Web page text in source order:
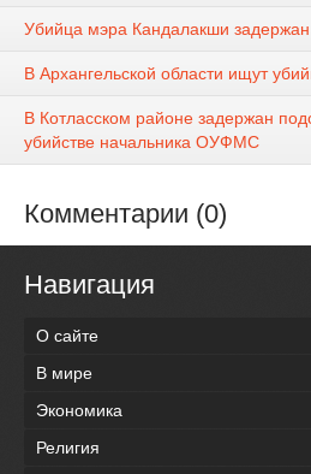
Убийца мэра Кандалакши задержан
В Архангельской области ищут
В Котласском районе задержан
убийстве начальника ОУФМС
Комментарии (0)
Навигация
О сайте
В мире
Экономика
Религия